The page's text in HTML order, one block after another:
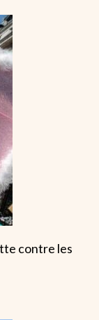
contre les